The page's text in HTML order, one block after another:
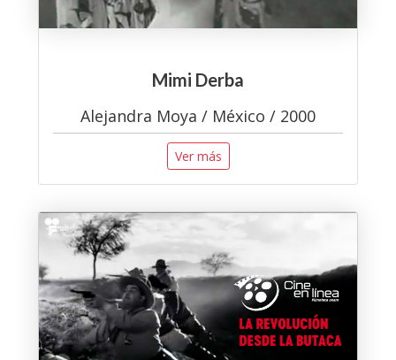
Mimi Derba
Alejandra Moya / México / 2000
Ver más